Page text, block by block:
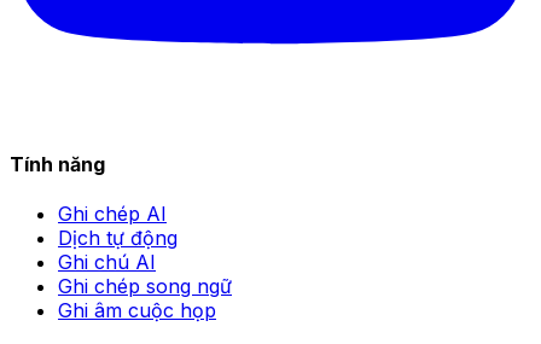
Tính năng
Ghi chép AI
Dịch tự động
Ghi chú AI
Ghi chép song ngữ
Ghi âm cuộc họp